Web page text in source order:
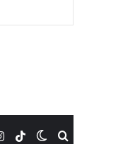
Switch
TikTok
Instagram